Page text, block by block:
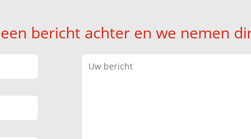
bericht achter en we nemen